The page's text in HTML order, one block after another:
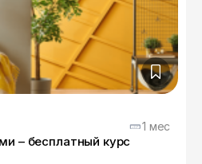
1 мес
– бесплатный курс